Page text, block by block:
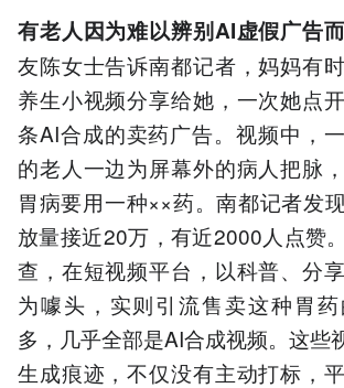
有老人因为难以辨别AI虚假广告而
友陈女士告诉南都记者，妈妈有
养生小视频分享给她，一次她点
条AI合成的卖药广告。视频中，
的老人一边为屏幕外的病人把脉
胃病要用一种××药。南都记者发
放量接近20万，有近2000人点赞
查，在短视频平台，以科普、分
为噱头，实则引流售卖这种胃
多，几乎全部是AI合成视频。这些
生成痕迹，不仅没有主动打标，